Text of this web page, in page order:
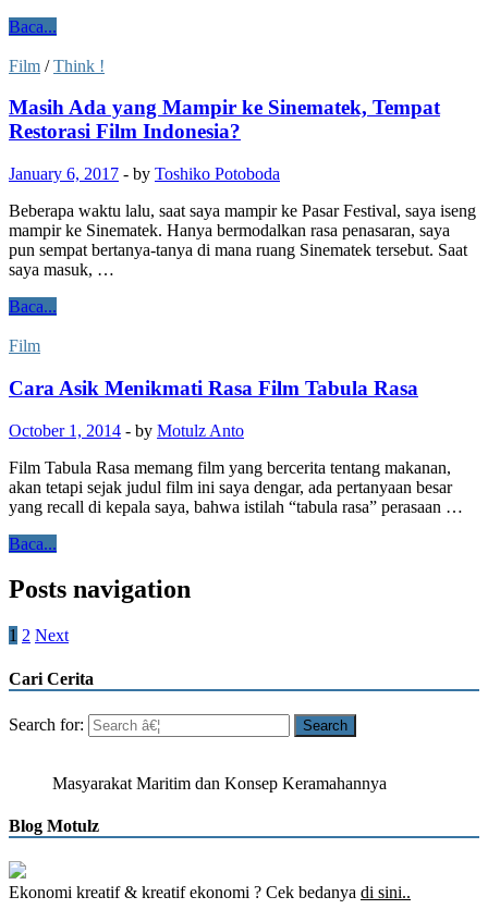
Baca...
Film /Think !
Masih Ada yang Mampir ke Sinematek, Tempat
Restorasi Film Indonesia?
January 6, 2017 - by Toshiko Potoboda
Beberapa waktu lalu, saat saya mampir ke Pasar Festival, saya iseng
mampir ke Sinematek. Hanya bermodalkan rasa penasaran, saya
pun sempat bertanya-tanya di mana ruang Sinematek tersebut. Saat
saya masuk, …
Baca...
Film
Cara Asik Menikmati Rasa Film Tabula Rasa
October 1, 2014 - by Motulz Anto
Film Tabula Rasa memang film yang bercerita tentang makanan,
akan tetapi sejak judul film ini saya dengar, ada pertanyaan besar
yang recall di kepala saya, bahwa istilah “tabula rasa” perasaan …
Baca...
Posts navigation
1 2 Next
Cari Cerita
Search for:
Masyarakat Maritim dan Konsep Keramahannya
Blog Motulz
Ekonomi kreatif & kreatif ekonomi ? Cek bedanya di sini..